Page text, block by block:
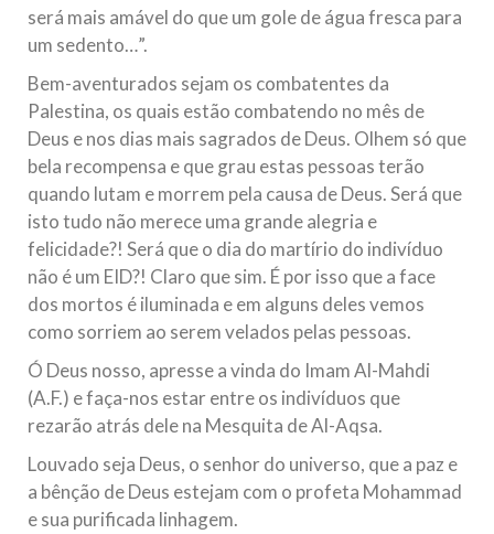
será mais amável do que um gole de água fresca para
um sedento…”.
Bem-aventurados sejam os combatentes da
Palestina, os quais estão combatendo no mês de
Deus e nos dias mais sagrados de Deus. Olhem só que
bela recompensa e que grau estas pessoas terão
quando lutam e morrem pela causa de Deus. Será que
isto tudo não merece uma grande alegria e
felicidade?! Será que o dia do martírio do indivíduo
não é um EID?! Claro que sim. É por isso que a face
dos mortos é iluminada e em alguns deles vemos
como sorriem ao serem velados pelas pessoas.
Ó Deus nosso, apresse a vinda do Imam Al-Mahdi
(A.F.) e faça-nos estar entre os indivíduos que
rezarão atrás dele na Mesquita de Al-Aqsa.
Louvado seja Deus, o senhor do universo, que a paz e
a bênção de Deus estejam com o profeta Mohammad
e sua purificada linhagem.